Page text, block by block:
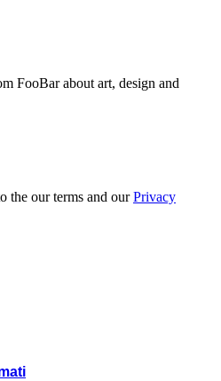
FooBar about art, design and
the our terms and ourPrivacy